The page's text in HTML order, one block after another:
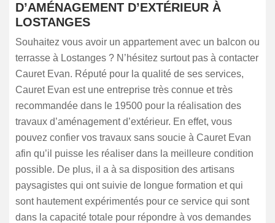
D’AMÉNAGEMENT D’EXTÉRIEUR À
LOSTANGES
Souhaitez vous avoir un appartement avec un balcon ou
terrasse à Lostanges ? N’hésitez surtout pas à contacter
Cauret Evan. Réputé pour la qualité de ses services,
Cauret Evan est une entreprise très connue et très
recommandée dans le 19500 pour la réalisation des
travaux d’aménagement d’extérieur. En effet, vous
pouvez confier vos travaux sans soucie à Cauret Evan
afin qu’il puisse les réaliser dans la meilleure condition
possible. De plus, il a à sa disposition des artisans
paysagistes qui ont suivie de longue formation et qui
sont hautement expérimentés pour ce service qui sont
dans la capacité totale pour répondre à vos demandes